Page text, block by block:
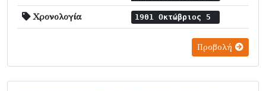
Χρονολογία 1901 Οκτώβριος 5
Προβολή